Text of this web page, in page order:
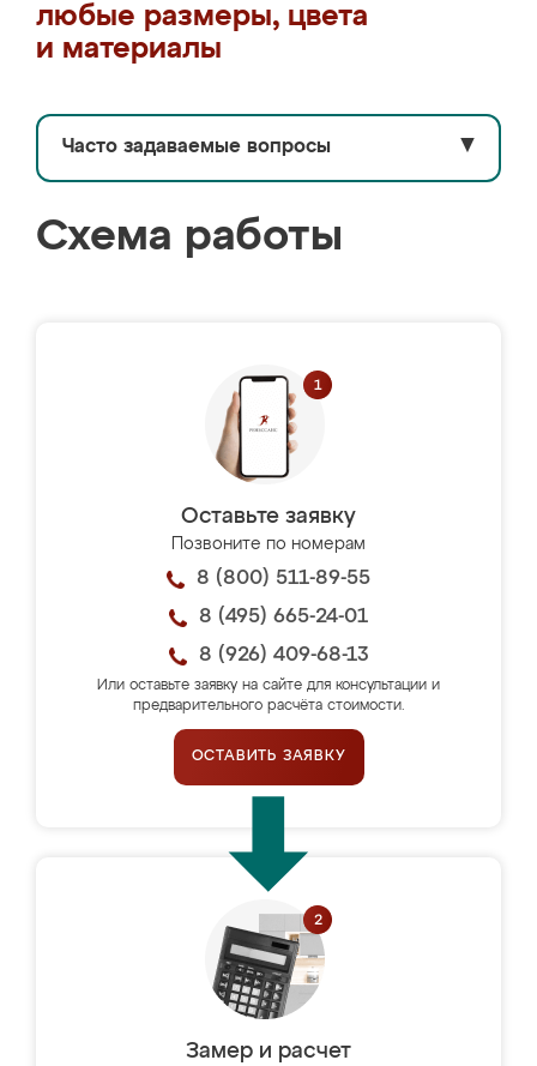
любые размеры, цвета
и материалы
Часто задаваемые вопросы ▼
Схема работы
Оставьте заявку
Позвоните по номерам
8 (800) 511-89-55
8 (495) 665-24-01
8 (926) 409-68-13
Или оставьте заявку на сайте для консультации и
предварительного расчёта стоимости.
ОСТАВИТЬ ЗАЯВКУ
Замер и расчет